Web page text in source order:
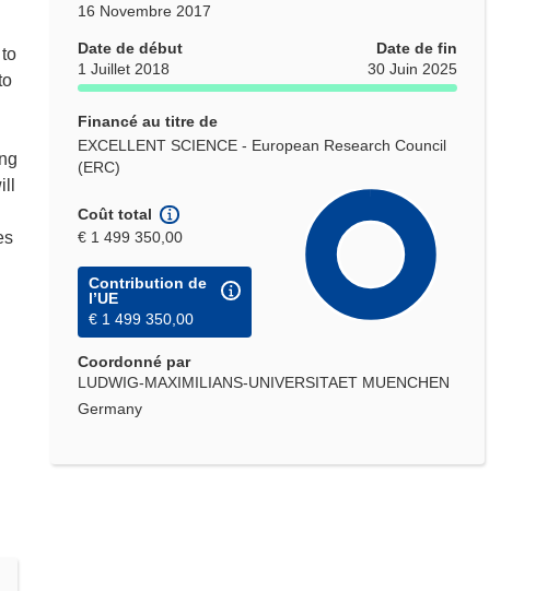
16 Novembre 2017
Date de début
1 Juillet 2018
Date de fin
30 Juin 2025
Financé au titre de
EXCELLENT SCIENCE - European Research Council
(ERC)
Coût total
€ 1 499 350,00
Contribution de
l’UE
€ 1 499 350,00
Coordonné par
LUDWIG-MAXIMILIANS-UNIVERSITAET MUENCHEN
Germany